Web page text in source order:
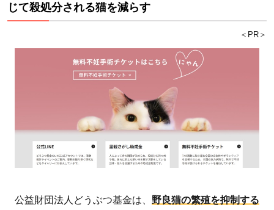
じて殺処分される猫を減らす
＜PR＞
公益財団法人どうぶつ基金は、 野良猫の繁殖を抑制する